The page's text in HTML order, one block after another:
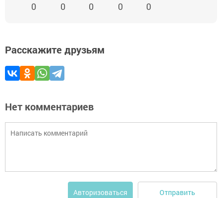
0 0 0 0 0
Расскажите друзьям
Нет комментариев
Авторизоваться Отправить